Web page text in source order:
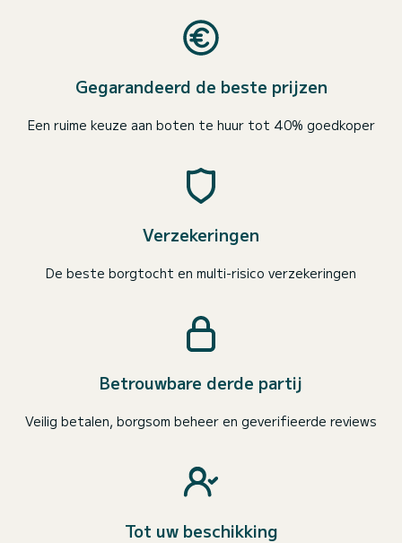
Gegarandeerd de beste prijzen
Een ruime keuze aan boten te huur tot 40% goedkoper
Verzekeringen
De beste borgtocht en multi-risico verzekeringen
Betrouwbare derde partij
Veilig betalen, borgsom beheer en geverifieerde reviews
Tot uw beschikking